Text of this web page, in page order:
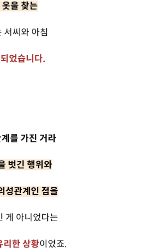
을 찾는
서씨와 아침
었습니다.
를 가진 거라
벗긴 행위와
성관계인 점을
게 아니었다는
리한 상황이었죠.